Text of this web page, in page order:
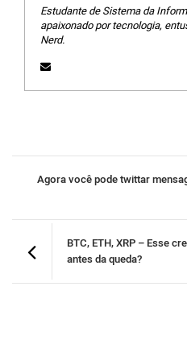
Estudante de Sistema da
apaixonado por tecnologia,
Nerd.
Agora você pode twittar
BTC, ETH, XRP – Esse
antes da queda?